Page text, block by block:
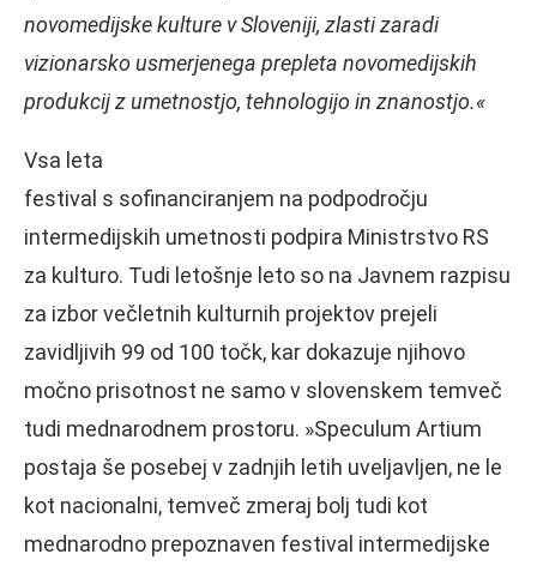
novomedijske kulture v Sloveniji, zlasti zaradi
vizionarsko usmerjenega prepleta novomedijskih
produkcij z umetnostjo, tehnologijo in znanostjo.«
Vsa leta
festival s sofinanciranjem na podpodročju
intermedijskih umetnosti podpira Ministrstvo RS
za kulturo. Tudi letošnje leto so na Javnem razpisu
za izbor večletnih kulturnih projektov prejeli
zavidljivih 99 od 100 točk, kar dokazuje njihovo
močno prisotnost ne samo v slovenskem temveč
tudi mednarodnem prostoru. »Speculum Artium
postaja še posebej v zadnjih letih uveljavljen, ne le
kot nacionalni, temveč zmeraj bolj tudi kot
mednarodno prepoznaven festival intermedijske